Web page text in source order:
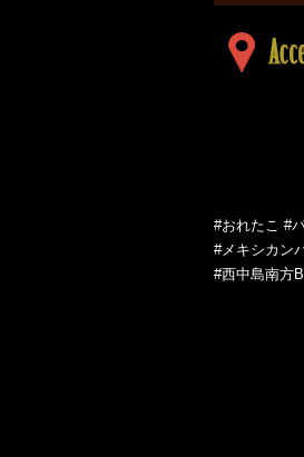
#おれたこ #
#メキシカン
#西中島南方